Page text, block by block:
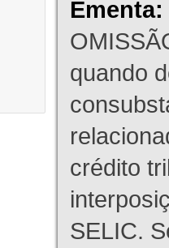
Ementa:
quando
crédito
SELIC.